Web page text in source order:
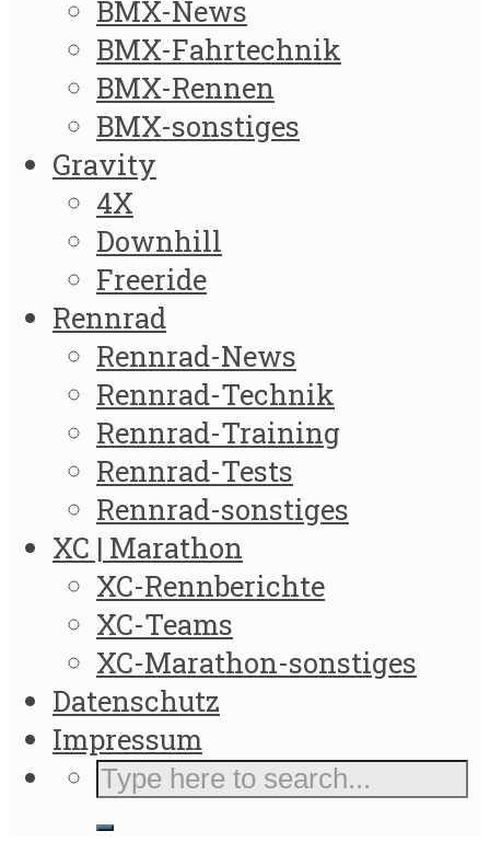
BMX-News
BMX-Fahrtechnik
BMX-Rennen
BMX-sonstiges
Gravity
4X
Downhill
Freeride
Rennrad
Rennrad-News
Rennrad-Technik
Rennrad-Training
Rennrad-Tests
Rennrad-sonstiges
XC | Marathon
XC-Rennberichte
XC-Teams
XC-Marathon-sonstiges
Datenschutz
Impressum